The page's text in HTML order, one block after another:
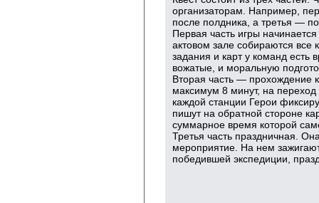
организаторам. Например,
после полдника, а третья —
Первая часть игры
актовом зале собираются
задания и карт у команд есть
вожатые, и моральную
Вторая часть — прохождение
максимум 8 минут, на
каждой станции Герои
пишут на обратной стороне
суммарное время которой
Третья часть праздничная.
мероприятие. На нем
победившей экспедиции,